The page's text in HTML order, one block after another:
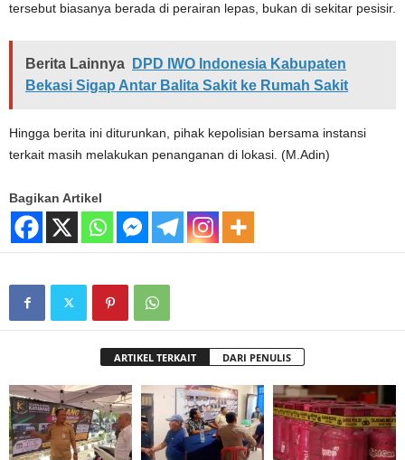
tersebut biasanya berada di perairan lepas, bukan di sekitar pesisir.
Berita Lainnya
DPD IWO Indonesia Kabupaten
Bekasi Sigap Antar Balita Sakit ke Rumah Sakit
Hingga berita ini diturunkan, pihak kepolisian bersama instansi
terkait masih melakukan penanganan di lokasi. (M.Adin)
Bagikan Artikel
ARTIKEL TERKAIT DARI PENULIS